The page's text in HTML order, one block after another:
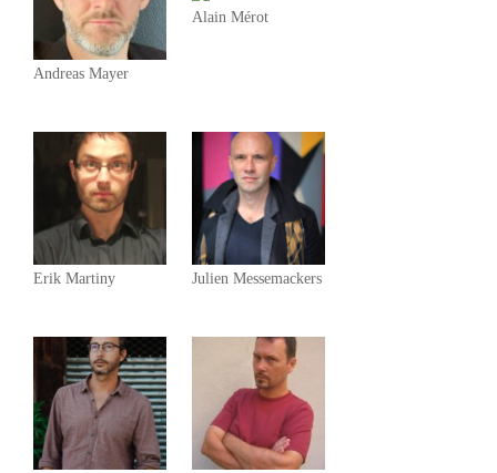
Andreas Mayer
Alain Mérot
Erik Martiny Julien Messemackers